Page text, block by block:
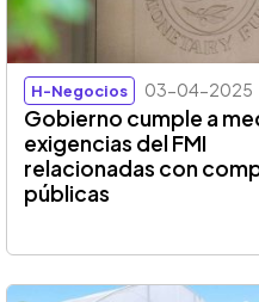
H-Negocios 03-04-2025
Gobierno cumple a
exigencias del FMI
relacionadas con
públicas